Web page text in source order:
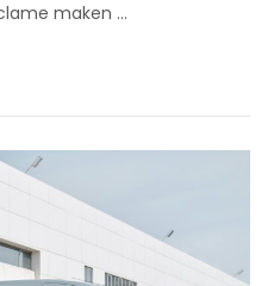
maken …